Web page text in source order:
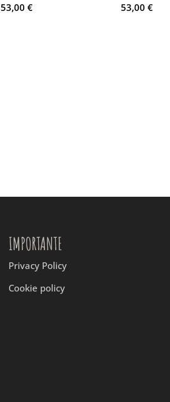
53,00 €
53,00 €
IMPORTANTE
Privacy Policy
Cookie policy